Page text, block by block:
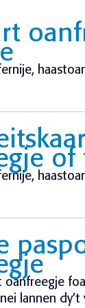
of
oanfreegje
lannen